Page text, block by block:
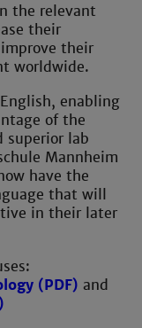
the relevant
their
their
worldwide.
enabling
of the
superior lab
Mannheim
have the
that will
in their later
(PDF) and